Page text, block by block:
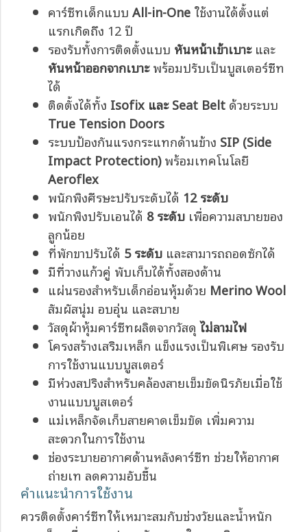
คาร์ซีทเด็กแบบ All-in-One ใช้งานได้ตั้งแต่
แรกเกิดถึง 12 ปี
รองรับทั้งการติดตั้งแบบ หันหน้าเข้าเบาะและ
หันหน้าออกจากเบาะพร้อมปรับเป็นบูสเตอร์ซีท
ได้
ติดตั้งได้ทั้ง Isofix และ Seat Belt ด้วยระบบ
True Tension Doors
ระบบป้องกันแรงกระแทกด้านข้าง SIP (Side
Impact Protection)พร้อมเทคโนโลยี
Aeroflex
พนักพิงศีรษะปรับระดับได้ 12 ระดับ
พนักพิงปรับเอนได้ 8 ระดับ เพื่อความสบายของ
ลูกน้อย
ที่พักขาปรับได้ 5 ระดับ และสามารถถอดซักได้
มีที่วางแก้วคู่ พับเก็บได้ทั้งสองด้าน
แผ่นรองสำหรับเด็กอ่อนหุ้มด้วย Merino Wool
สัมผัสนุ่ม อบอุ่น และสบาย
วัสดุผ้าหุ้มคาร์ซีทผลิตจากวัสดุไม่ลามไฟ
โครงสร้างเสริมเหล็ก แข็งแรงเป็นพิเศษ รองรับ
การใช้งานแบบบูสเตอร์
มีห่วงสปริงสำหรับคล้องสายเข็มขัดนิรภัยเมื่อใช้
งานแบบบูสเตอร์
แม่เหล็กจัดเก็บสายคาดเข็มขัด เพิ่มความ
สะดวกในการใช้งาน
ช่องระบายอากาศด้านหลังคาร์ซีท ช่วยให้อากาศ
ถ่ายเท ลดความอับชื้น
คำแนะนำการใช้งาน
ควรติดตั้งคาร์ซีทให้เหมาะสมกับช่วงวัยและน้ำหนัก